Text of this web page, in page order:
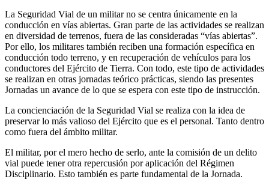
La Seguridad Vial de un militar no se centra únicamente en la
conducción en vías abiertas. Gran parte de las actividades se realizan
en diversidad de terrenos, fuera de las consideradas “vías abiertas”.
Por ello, los militares también reciben una formación específica en
conducción todo terreno, y en recuperación de vehículos para los
conductores del Ejército de Tierra. Con todo, este tipo de actividades
se realizan en otras jornadas teórico prácticas, siendo las presentes
Jornadas un avance de lo que se espera con este tipo de instrucción.
La concienciación de la Seguridad Vial se realiza con la idea de
preservar lo más valioso del Ejército que es el personal. Tanto dentro
como fuera del ámbito militar.
El militar, por el mero hecho de serlo, ante la comisión de un delito
vial puede tener otra repercusión por aplicación del Régimen
Disciplinario. Esto también es parte fundamental de la Jornada.